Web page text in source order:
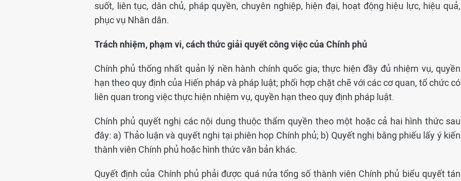
suốt, liên tục, dân chủ, pháp quyền, chuyên nghiệp, hiện đại, hoạt động hiệu lực, hiệu quả,
phục vụ Nhân dân.
Trách nhiệm, phạm vi, cách thức giải quyết công việc của Chính phủ
Chính phủ thống nhất quản lý nền hành chính quốc gia; thực hiện đầy đủ nhiệm vụ, quyền
hạn theo quy định của Hiến pháp và pháp luật; phối hợp chặt chẽ với các cơ quan, tổ chức có
liên quan trong việc thực hiện nhiệm vụ, quyền hạn theo quy định pháp luật.
Chính phủ quyết nghị các nội dung thuộc thẩm quyền theo một hoặc cả hai hình thức sau
đây: a) Thảo luận và quyết nghị tại phiên họp Chính phủ; b) Quyết nghị bằng phiếu lấy ý kiến
thành viên Chính phủ hoặc hình thức văn bản khác.
Quyết định của Chính phủ phải được quá nửa tổng số thành viên Chính phủ biểu quyết tán